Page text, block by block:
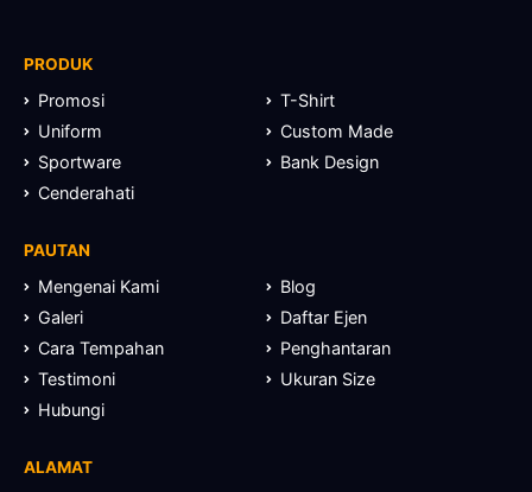
PRODUK
Promosi
T-Shirt
Uniform
Custom Made
Sportware
Bank Design
Cenderahati
PAUTAN
Mengenai Kami
Blog
Galeri
Daftar Ejen
Cara Tempahan
Penghantaran
Testimoni
Ukuran Size
Hubungi
ALAMAT